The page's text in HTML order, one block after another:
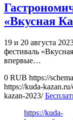
«Вкусная
19 и 20 августа
фестиваль
впервые…
0 RUB https://
https://kuda-
kazan-2023/
https://kuda-